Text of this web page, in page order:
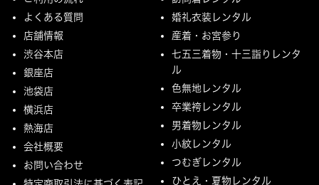
よくある質問
店舗情報
渋谷本店
銀座店
池袋店
横浜店
熱海店
会社概要
お問い合わせ
婚礼衣装レンタル
産着・お宮参り
七五三着物・十三詣りレンタ
ル
色無地レンタル
卒業袴レンタル
男着物レンタル
小紋レンタル
つむぎレンタル
ひとえ・夏物レンタル